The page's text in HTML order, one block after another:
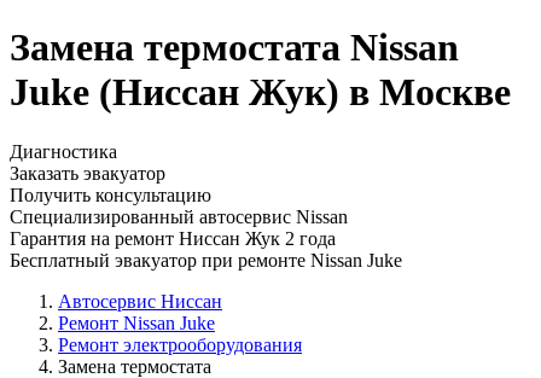
Замена термостата Nissan
Juke (Ниссан Жук) в Москве
Диагностика
Заказать эвакуатор
Получить консультацию
Специализированный автосервис Nissan
Гарантия на ремонт Ниссан Жук 2 года
Бесплатный эвакуатор при ремонте Nissan Juke
Автосервис Ниссан
Ремонт Nissan Juke
Ремонт электрооборудования
Замена термостата